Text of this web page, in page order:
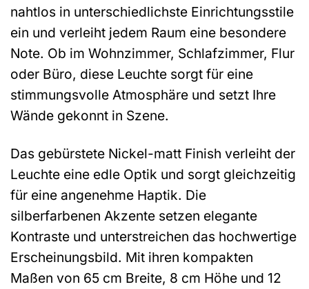
nahtlos in unterschiedlichste Einrichtungsstile
ein und verleiht jedem Raum eine besondere
Note. Ob im Wohnzimmer, Schlafzimmer, Flur
oder Büro, diese Leuchte sorgt für eine
stimmungsvolle Atmosphäre und setzt Ihre
Wände gekonnt in Szene.
Das gebürstete Nickel-matt Finish verleiht der
Leuchte eine edle Optik und sorgt gleichzeitig
für eine angenehme Haptik. Die
silberfarbenen Akzente setzen elegante
Kontraste und unterstreichen das hochwertige
Erscheinungsbild. Mit ihren kompakten
Maßen von 65 cm Breite, 8 cm Höhe und 12